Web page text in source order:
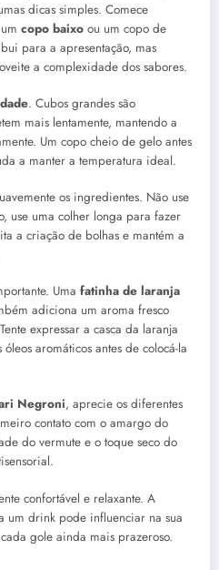
dicas simples. Comece
copo baixo ou um copo de
para a apresentação, mas
a complexidade dos sabores.
. Cubos grandes são
mais lentamente, mantendo a
Um copo cheio de gelo antes
a manter a temperatura ideal.
os ingredientes. Não use
use uma colher longa para fazer
a criação de bolhas e mantém a
Uma fatinha de laranja
adiciona um aroma fresco
expressar a casca da laranja
aromáticos antes de colocá-la
Negroni, aprecie os diferentes
contato com o amargo do
do vermute e o toque seco do
confortável e relaxante. A
um drink pode influenciar na sua
gole ainda mais prazeroso.